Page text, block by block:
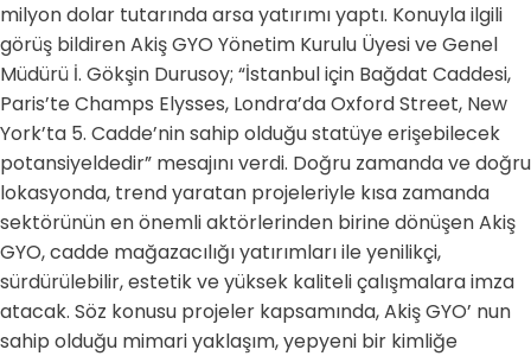
milyon dolar tutarında arsa yatırımı yaptı. Konuyla ilgili
görüş bildiren Akiş GYO Yönetim Kurulu Üyesi ve Genel
Müdürü İ. Gökşin Durusoy; “İstanbul için Bağdat Caddesi,
Paris’te Champs Elysses, Londra’da Oxford Street, New
York’ta 5. Cadde’nin sahip olduğu statüye erişebilecek
potansiyeldedir” mesajını verdi. Doğru zamanda ve doğru
lokasyonda, trend yaratan projeleriyle kısa zamanda
sektörünün en önemli aktörlerinden birine dönüşen Akiş
GYO, cadde mağazacılığı yatırımları ile yenilikçi,
sürdürülebilir, estetik ve yüksek kaliteli çalışmalara imza
atacak. Söz konusu projeler kapsamında, Akiş GYO’ nun
sahip olduğu mimari yaklaşım, yepyeni bir kimliğe